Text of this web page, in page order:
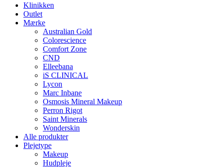
Klinikken
Outlet
Mærke
Australian Gold
Colorescience
Comfort Zone
CND
Elleebana
iS CLINICAL
Lycon
Marc Inbane
Osmosis Mineral Makeup
Perron Rigot
Saint Minerals
Wonderskin
Alle produkter
Plejetype
Makeup
Hudpleje